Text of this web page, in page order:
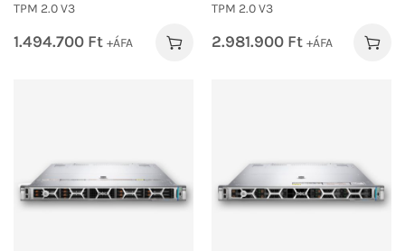
TPM 2.0 V3
1.494.700 Ft +ÁFA
TPM 2.0 V3
2.981.900 Ft +ÁFA